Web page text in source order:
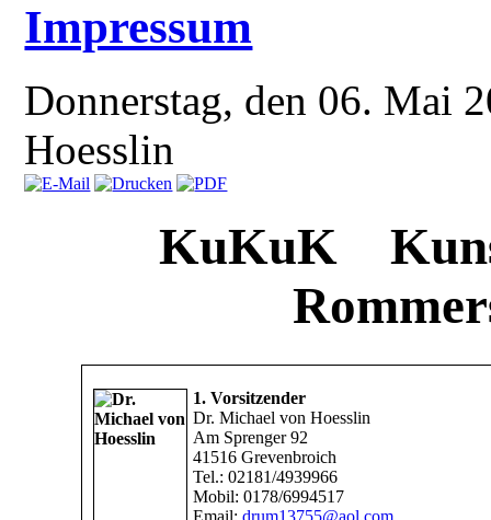
Impressum
Donnerstag, den 06. Mai
Hoesslin
KuKuK
1. Vorsitzender
Dr. Michael von Hoesslin
Am Sprenger 92
41516 Grevenbroich
Tel.: 02181/4939966
Mobil: 0178/6994517
Email:drum13755@aol.com